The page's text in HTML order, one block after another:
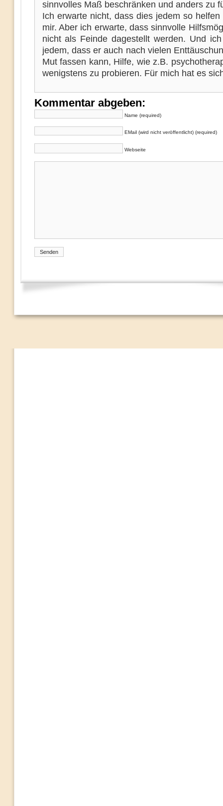
sinnvolles Maß beschränken und anders zu
Ich erwarte nicht, dass dies jedem so helfen
mir. Aber ich erwarte, dass sinnvolle
nicht als Feinde dagestellt werden. Und
jedem, dass er auch nach vielen
Mut fassen kann, Hilfe, wie z.B.
wenigstens zu probieren. Für mich hat es
Kommentar abgeben:
Name (required)
EMail (wird nicht veröffentlicht) (required)
Webseite